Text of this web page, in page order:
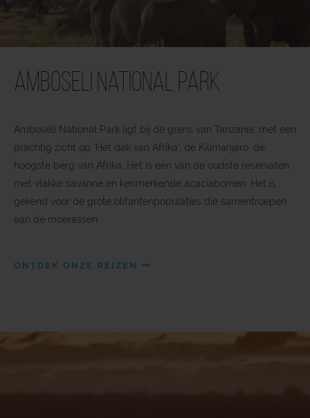
Amboseli National Park
Amboseli National Park ligt bij de grens van Tanzania, met een
prachtig zicht op ‘Het dak van Afrika’, de Kilimanjaro, de
hoogste berg van Afrika. Het is een van de oudste reservaten
met vlakke savanne en kenmerkende acaciabomen. Het is
gekend voor de grote olifantenpopulaties die samentroepen
aan de moerassen.
ONTDEK ONZE REIZEN